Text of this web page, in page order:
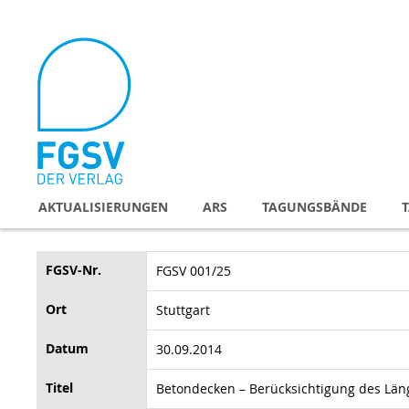
Inhalt
AKTUALISIERUNGEN ARS TAGUNGSBÄNDE
FGSV-Nr. FGSV 001/25
Ort Stuttgart
Datum 30.09.2014
Titel Betondecken – Berücksichtigung des